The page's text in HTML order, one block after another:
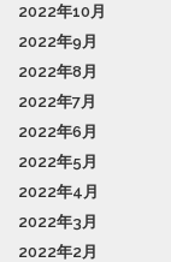
2022年10月
2022年9月
2022年8月
2022年7月
2022年6月
2022年5月
2022年4月
2022年3月
2022年2月